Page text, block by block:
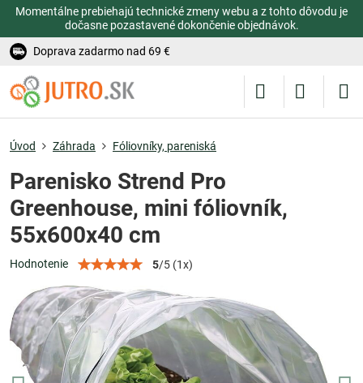
Momentálne prebiehajú technické zmeny webu a z tohto dôvodu je
dočasne pozastavené dokončenie objednávok.
Doprava zadarmo nad 69 €
Úvod Záhrada Fóliovníky, pareniská
Parenisko Strend Pro
Greenhouse, mini fóliovník,
55x600x40 cm
Hodnotenie 5/5 (1x)